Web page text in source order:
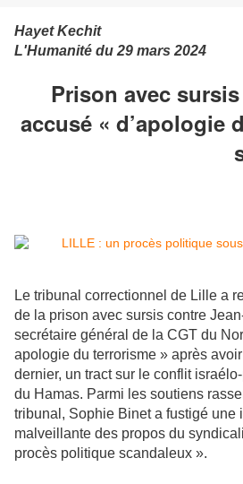
Hayet Kechit
L'Humanité du 29 mars 2024
Prison avec
accusé « d’apologie
Le tribunal correctionnel de Lille a
de la prison avec sursis contre
secrétaire général de la CGT du
apologie du terrorisme » après
dernier, un tract sur le conflit
du Hamas. Parmi les soutiens
tribunal, Sophie Binet a fustigé une
malveillante des propos du
procès politique scandaleux ».